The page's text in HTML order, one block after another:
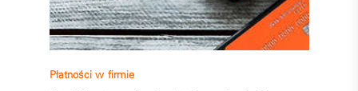
Płatności w firmie